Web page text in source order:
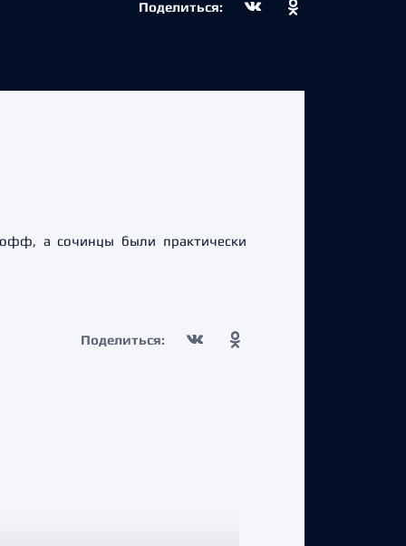
Поделиться:
а сочинцы были практически
Поделиться: